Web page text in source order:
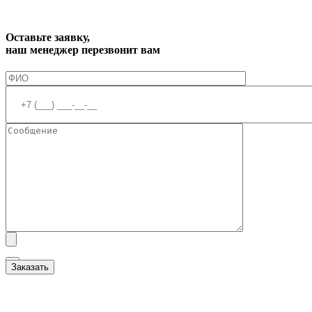
Оставьте заявку,
наш менеджер перезвонит вам
Я ознакомлен(а) с